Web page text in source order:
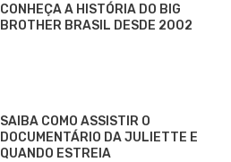
CONHEÇA A HISTÓRIA DO BIG
BROTHER BRASIL DESDE 2002
SAIBA COMO ASSISTIR O
DOCUMENTÁRIO DA JULIETTE E
QUANDO ESTREIA